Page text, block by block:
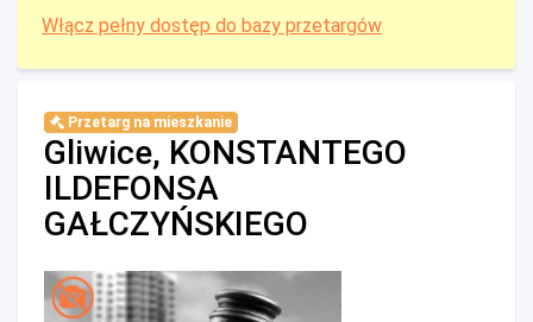
Włącz pełny dostęp do bazy przetargów
Przetarg na mieszkanie
Gliwice, KONSTANTEGO
ILDEFONSA
GAŁCZYŃSKIEGO